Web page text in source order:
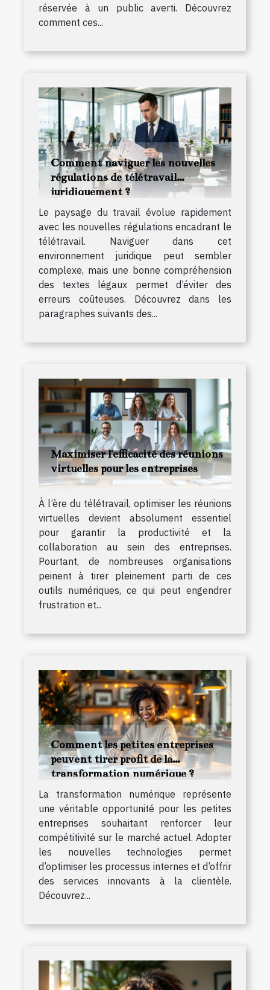
réservée à un public averti. Découvrez
comment ces...
Comment naviguer les nouvelles
régulations de télétravail
juridiquement ?
Le paysage du travail évolue rapidement
avec les nouvelles régulations encadrant le
télétravail. Naviguer dans cet
environnement juridique peut sembler
complexe, mais une bonne compréhension
des textes légaux permet d’éviter des
erreurs coûteuses. Découvrez dans les
paragraphes suivants des...
Maximiser l'efficacité des réunions
virtuelles pour les entreprises
À l’ère du télétravail, optimiser les réunions
virtuelles devient absolument essentiel
pour garantir la productivité et la
collaboration au sein des entreprises.
Pourtant, de nombreuses organisations
peinent à tirer pleinement parti de ces
outils numériques, ce qui peut engendrer
frustration et...
Comment les petites entreprises
peuvent tirer profit de la
transformation numérique ?
La transformation numérique représente
une véritable opportunité pour les petites
entreprises souhaitant renforcer leur
compétitivité sur le marché actuel. Adopter
les nouvelles technologies permet
d’optimiser les processus internes et d’offrir
des services innovants à la clientèle.
Découvrez...